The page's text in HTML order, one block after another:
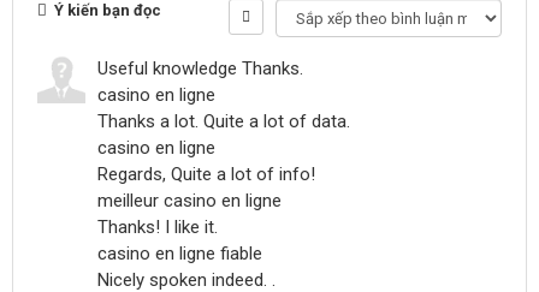
Ý kiến bạn đọc
Useful knowledge Thanks.
casino en ligne
Thanks a lot. Quite a lot of data.
casino en ligne
Regards, Quite a lot of info!
meilleur casino en ligne
Thanks! I like it.
casino en ligne fiable
Nicely spoken indeed. .